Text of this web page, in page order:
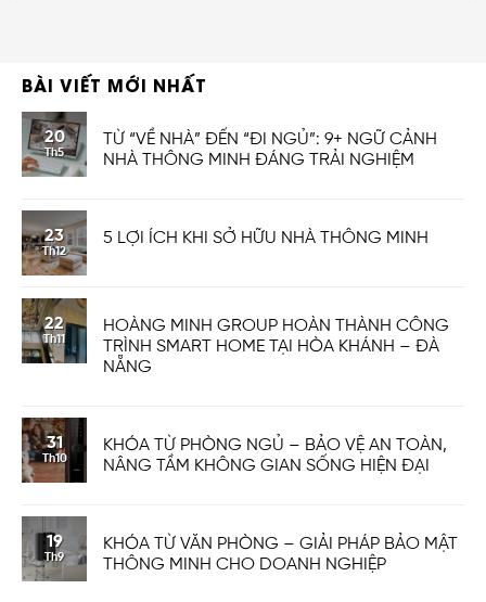
BÀI VIẾT MỚI NHẤT
20
Th5
TỪ “VỀ NHÀ” ĐẾN “ĐI NGỦ”: 9+ NGỮ CẢNH
NHÀ THÔNG MINH ĐÁNG TRẢI NGHIỆM
23
Th12
5 LỢI ÍCH KHI SỞ HỮU NHÀ THÔNG MINH
22
Th11
HOÀNG MINH GROUP HOÀN THÀNH CÔNG
TRÌNH SMART HOME TẠI HÒA KHÁNH – ĐÀ
NẴNG
31
Th10
KHÓA TỪ PHÒNG NGỦ – BẢO VỆ AN TOÀN,
NÂNG TẦM KHÔNG GIAN SỐNG HIỆN ĐẠI
19
Th9
KHÓA TỪ VĂN PHÒNG – GIẢI PHÁP BẢO MẬT
THÔNG MINH CHO DOANH NGHIỆP